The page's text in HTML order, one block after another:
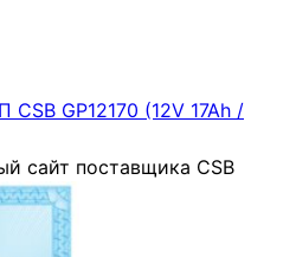
сайт поставщика CSB